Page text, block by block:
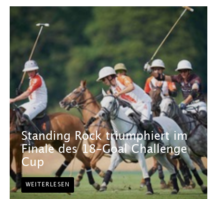
Standing Rock triumphiert im
Finale des 18-Goal Challenge
Cup
WEITERLESEN